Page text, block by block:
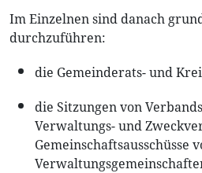
Im Einzelnen sind danach
durchzuführen:
die Gemeinderats- und
die Sitzungen von
Verwaltungs- und
Gemeinschaftsausschüsse